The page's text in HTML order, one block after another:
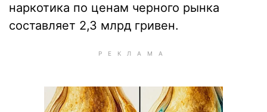
наркотика по ценам черного рынка
составляет 2,3 млрд гривен.